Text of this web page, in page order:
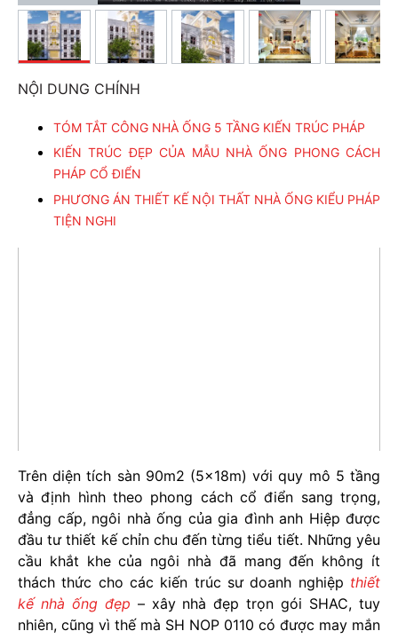
NỘI DUNG CHÍNH
TÓM TẮT CÔNG NHÀ ỐNG 5 TẦNG KIẾN TRÚC PHÁP
KIẾN TRÚC ĐẸP CỦA MẪU NHÀ ỐNG PHONG CÁCH
PHÁP CỔ ĐIỂN
PHƯƠNG ÁN THIẾT KẾ NỘI THẤT NHÀ ỐNG KIỂU PHÁP
TIỆN NGHI
Trên diện tích sàn 90m2 (5x18m) với quy mô 5 tầng
và định hình theo phong cách cổ điển sang trọng,
đẳng cấp, ngôi nhà ống của gia đình anh Hiệp được
đầu tư thiết kế chỉn chu đến từng tiểu tiết. Những yêu
cầu khắt khe của ngôi nhà đã mang đến không ít
thách thức cho các kiến trúc sư doanh nghiệp thiết
kế nhà ống đẹp – xây nhà đẹp trọn gói SHAC, tuy
nhiên, cũng vì thế mà SH NOP 0110 có được may mắn